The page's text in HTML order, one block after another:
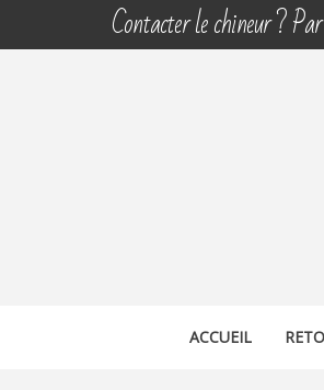
Contacter le chineur ?
ACCUEIL